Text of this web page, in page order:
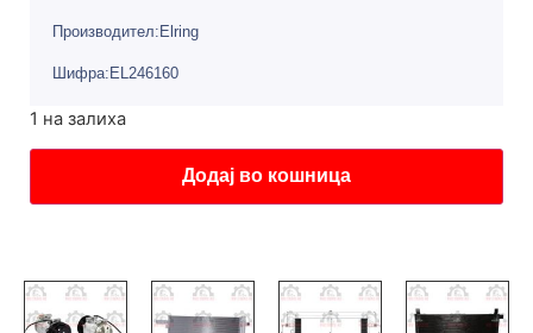
Производител:Elring
Шифра:EL246160
1 на залиха
Додај во кошница